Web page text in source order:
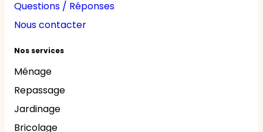
Questions / Réponses
Nous contacter
Nos services
Ménage
Repassage
Jardinage
Bricolage